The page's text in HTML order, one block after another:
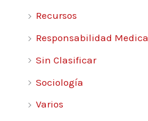
Recursos
Responsabilidad Medica
Sin Clasificar
Sociología
Varios